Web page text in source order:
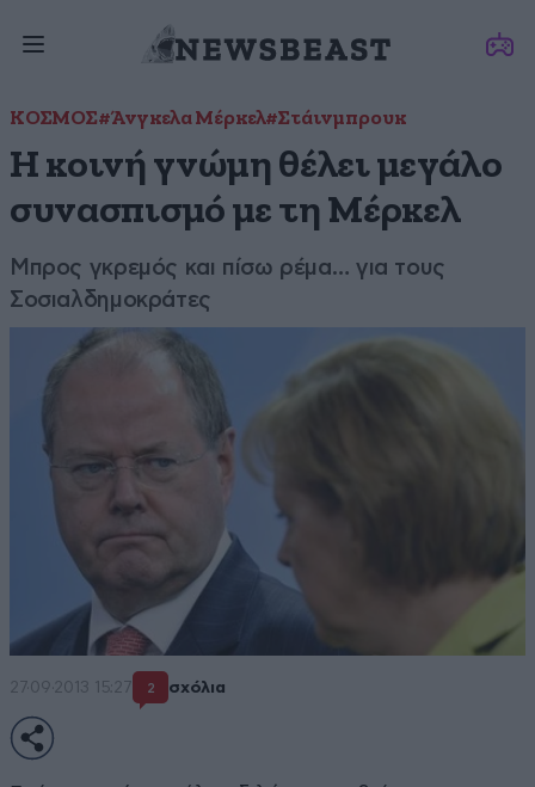
ΚΟΣΜΟΣ#Άνγκελα Μέρκελ#Στάινμπρουκ
Η κοινή γνώμη θέλει μεγάλο
συνασπισμό με τη Μέρκελ
Μπρος γκρεμός και πίσω ρέμα… για τους
Σοσιαλδημοκράτες
27·09·2013 15:27 2 σχόλια